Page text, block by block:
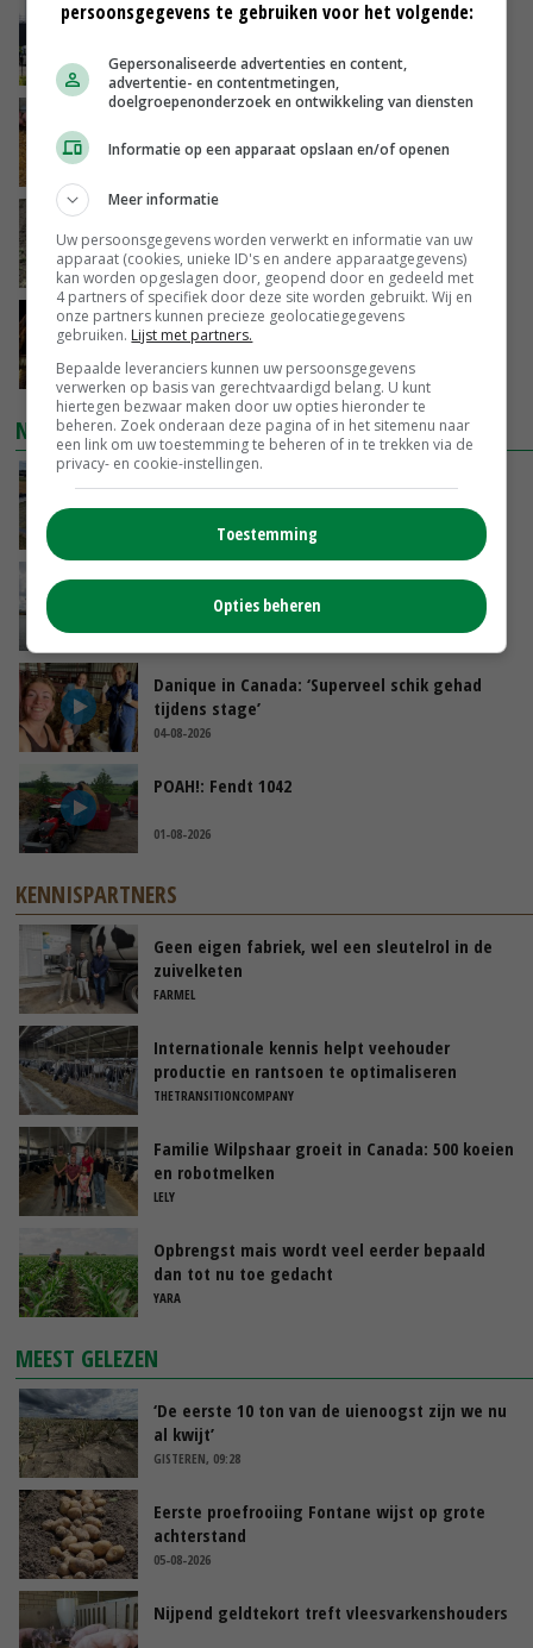
Gemiddelde Europese melkprijs daalt licht in
GISTEREN, 17:04
Frans onderzoekcentrum bestrijkt hele
varkensvleesketen
maximaal 20 euro
GISTEREN, 14:59
Spontane boerenacties in Twente en
Apeldoorn zetten de trend
GISTEREN, 14:48
NIEUWSTE VIDEO'S
‘Bassin afgelopen week al leeg’
GISTEREN, 14:06
Koeien van enige drijvende boerderij ter
wereld zijn te koop
GISTEREN, 12:00
Danique in Canada: ‘Superveel schik gehad
tijdens stage’
04-08-2026
POAH!: Fendt 1042
01-08-2026
KENNISPARTNERS
Geen eigen fabriek, wel een sleutelrol in de
zuivelketen
FARMEL
Internationale kennis helpt veehouder
productie en rantsoen te optimaliseren
THETRANSITIONCOMPANY
Familie Wilpshaar groeit in Canada: 500 koeien
en robotmelken
LELY
Opbrengst mais wordt veel eerder bepaald
dan tot nu toe gedacht
YARA
MEEST GELEZEN
‘De eerste 10 ton van de uienoogst zijn we nu
al kwijt’
GISTEREN, 09:28
Eerste proefrooiing Fontane wijst op grote
achterstand
05-08-2026
Nijpend geldtekort treft vleesvarkenshouders
persoonsgegevens te gebruiken voor het volgende:
Gepersonaliseerde advertenties en content,
advertentie- en contentmetingen,
doelgroepenonderzoek en ontwikkeling van diensten
Informatie op een apparaat opslaan en/of openen
Meer informatie
Uw persoonsgegevens worden verwerkt en informatie van uw
apparaat (cookies, unieke ID's en andere apparaatgegevens)
kan worden opgeslagen door, geopend door en gedeeld met
4 partners of specifiek door deze site worden gebruikt. Wij en
onze partners kunnen precieze geolocatiegegevens
gebruiken. Lijst met partners.
Bepaalde leveranciers kunnen uw persoonsgegevens
verwerken op basis van gerechtvaardigd belang. U kunt
hiertegen bezwaar maken door uw opties hieronder te
beheren. Zoek onderaan deze pagina of in het sitemenu naar
een link om uw toestemming te beheren of in te trekken via de
privacy- en cookie-instellingen.
Toestemming
Opties beheren